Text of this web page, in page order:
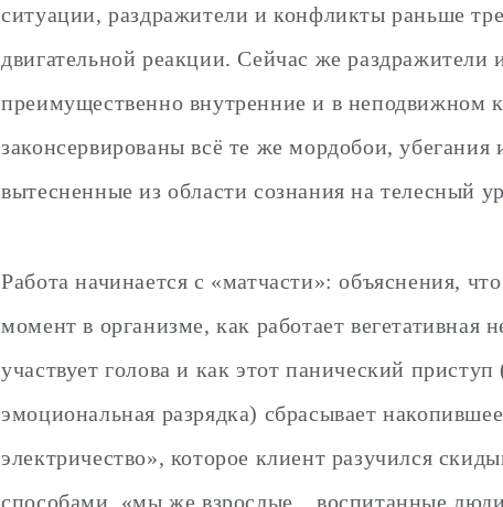
ситуации, раздражители и конфликты раньше
двигательной реакции. Сейчас же раздражители
преимущественно внутренние и в неподвижном
законсервированы всё те же мордобои, убегания
вытесненные из области сознания на телесный
Работа начинается с «матчасти»: объяснения,
момент в организме, как работает вегетативная
участвует голова и как этот панический
эмоциональная разрядка) сбрасывает
электричество», которое клиент разучился
способами, «мы жевзрослые , воспитанные